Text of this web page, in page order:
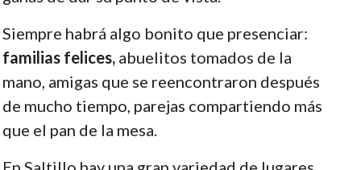
Siempre habrá algo bonito que presenciar:
familias felices,abuelitos tomados de la
mano, amigas que se reencontraron después
de mucho tiempo, parejas compartiendo más
que el pan de la mesa.